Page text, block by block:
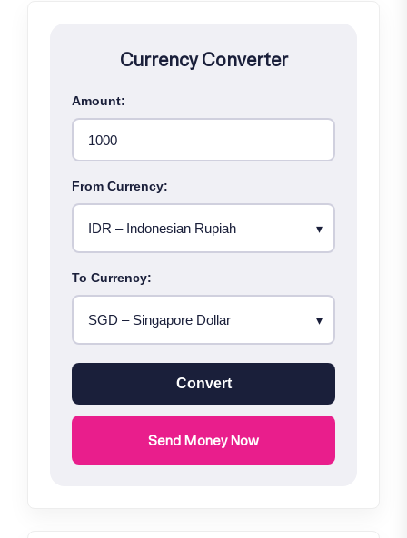
Currency Converter
Amount:
From Currency:
To Currency:
Convert
Send Money Now